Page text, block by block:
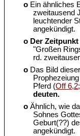
o Ein ähnliches
zweitausend
leuchtender
angekündigt.
o Der
"Großen
rd.
o Das Bild
Pferd (Off 6,2
deuten.
o Ähnlich, wie
Sohnes
Geburt(??)
angekündigt.